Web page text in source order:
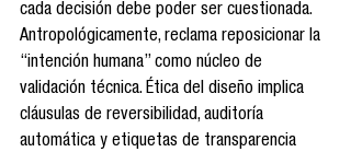
cada decisión debe poder ser cuestionada.
Antropológicamente, reclama reposicionar la
“intención humana” como núcleo de
validación técnica. Ética del diseño implica
cláusulas de reversibilidad, auditoría
automática y etiquetas de transparencia